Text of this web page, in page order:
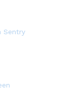
Sentry